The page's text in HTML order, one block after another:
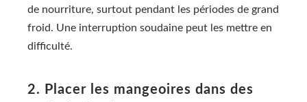
de nourriture, surtout pendant les périodes de grand
froid. Une interruption soudaine peut les mettre en
difficulté.
2. Placer les mangeoires dans des